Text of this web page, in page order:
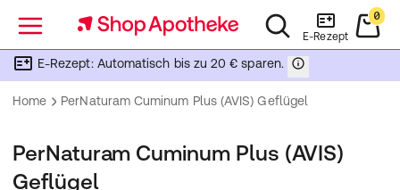
Menü E-Rezept
0
E-Rezept: Automatisch bis zu 20 € sparen.
Home PerNaturam Cuminum Plus (AVIS) Geflügel
PerNaturam Cuminum Plus (AVIS)
Geflügel